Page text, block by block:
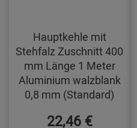
Hauptkehle mit
Stehfalz Zuschnitt 400
mm Länge 1 Meter
Aluminium walzblank
0,8 mm (Standard)
22,46 €